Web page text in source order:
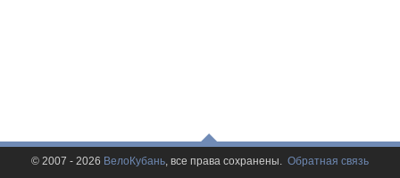
© 2007 - 2026 ВелоКубань, все права сохранены. Обратная связь